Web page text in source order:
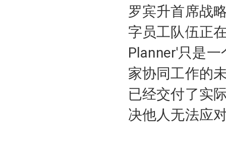
罗宾升首席战
字员工队伍正
Planner'只是
家协同工作的
已经交付了实
决他人无法应